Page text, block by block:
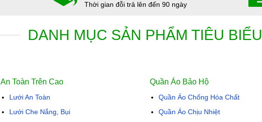
Thời gian đỗi trả lên đến 90 ngày
DANH MỤC SẢN PHẨM TIÊU BIỂU
An Toàn Trên Cao
Lưới An Toàn
Lưới Che Nắng, Bụi
Quần Áo Bảo Hộ
Quần Áo Chống Hóa Chất
Quần Áo Chịu Nhiệt